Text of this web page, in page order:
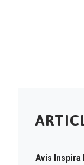
Avis Inspira